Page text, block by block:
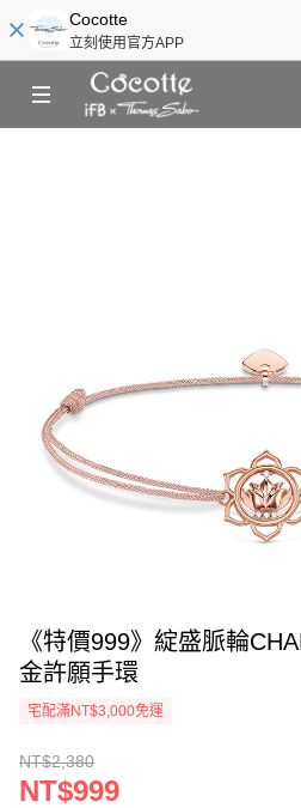
Cocotte
立刻使用官方APP
《特價999》綻盛脈輪
金許願手環
宅配滿NT$3,000免運
NT$2,380
NT$999